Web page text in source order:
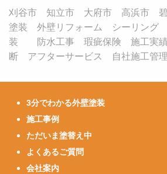
刈谷市 知立市 大府市 高浜市
塗装 外壁リフォーム シーリング
装 防水工事 瑕疵保険 施工実
断 アフターサービス 自社施工管
3分でわかる外壁塗装
施工事例
ただいま塗替え中
よくあるご質問
会社案内